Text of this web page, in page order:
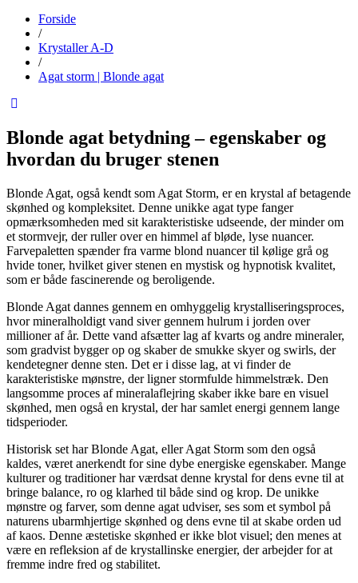
Forside
/
Krystaller A-D
/
Agat storm | Blonde agat
Blonde agat betydning – egenskaber og
hvordan du bruger stenen
Blonde Agat, også kendt som Agat Storm, er en krystal af betagende
skønhed og kompleksitet. Denne unikke agat type fanger
opmærksomheden med sit karakteristiske udseende, der minder om
et stormvejr, der ruller over en himmel af bløde, lyse nuancer.
Farvepaletten spænder fra varme blond nuancer til kølige grå og
hvide toner, hvilket giver stenen en mystisk og hypnotisk kvalitet,
som er både fascinerende og beroligende.
Blonde Agat dannes gennem en omhyggelig krystalliseringsproces,
hvor mineralholdigt vand siver gennem hulrum i jorden over
millioner af år. Dette vand afsætter lag af kvarts og andre mineraler,
som gradvist bygger op og skaber de smukke skyer og swirls, der
kendetegner denne sten. Det er i disse lag, at vi finder de
karakteristiske mønstre, der ligner stormfulde himmelstræk. Den
langsomme proces af mineralaflejring skaber ikke bare en visuel
skønhed, men også en krystal, der har samlet energi gennem lange
tidsperioder.
Historisk set har Blonde Agat, eller Agat Storm som den også
kaldes, været anerkendt for sine dybe energiske egenskaber. Mange
kulturer og traditioner har værdsat denne krystal for dens evne til at
bringe balance, ro og klarhed til både sind og krop. De unikke
mønstre og farver, som denne agat udviser, ses som et symbol på
naturens ubarmhjertige skønhed og dens evne til at skabe orden ud
af kaos. Denne æstetiske skønhed er ikke blot visuel; den menes at
være en refleksion af de krystallinske energier, der arbejder for at
fremme indre fred og stabilitet.